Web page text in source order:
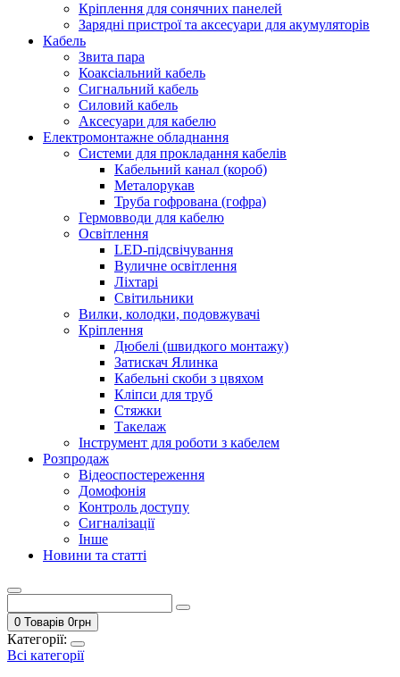
Кріплення для сонячних панелей
Зарядні пристрої та аксесуари для акумуляторів
Кабель
Звита пара
Коаксіальний кабель
Сигнальний кабель
Силовий кабель
Аксесуари для кабелю
Електромонтажне обладнання
Системи для прокладання кабелів
Кабельний канал (короб)
Металорукав
Труба гофрована (гофра)
Гермовводи для кабелю
Освітлення
LED-підсвічування
Вуличне освітлення
Ліхтарі
Світильники
Вилки, колодки, подовжувачі
Кріплення
Дюбелі (швидкого монтажу)
Затискач Ялинка
Кабельні скоби з цвяхом
Кліпси для труб
Стяжки
Такелаж
Інструмент для роботи з кабелем
Розпродаж
Відеоспостереження
Домофонія
Контроль доступу
Сигналізації
Інше
Новини та статті
0 Товарів 0грн
Категорії:
Всі категорії